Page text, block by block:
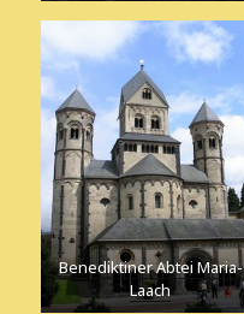
Benediktiner Abtei Maria-
Laach